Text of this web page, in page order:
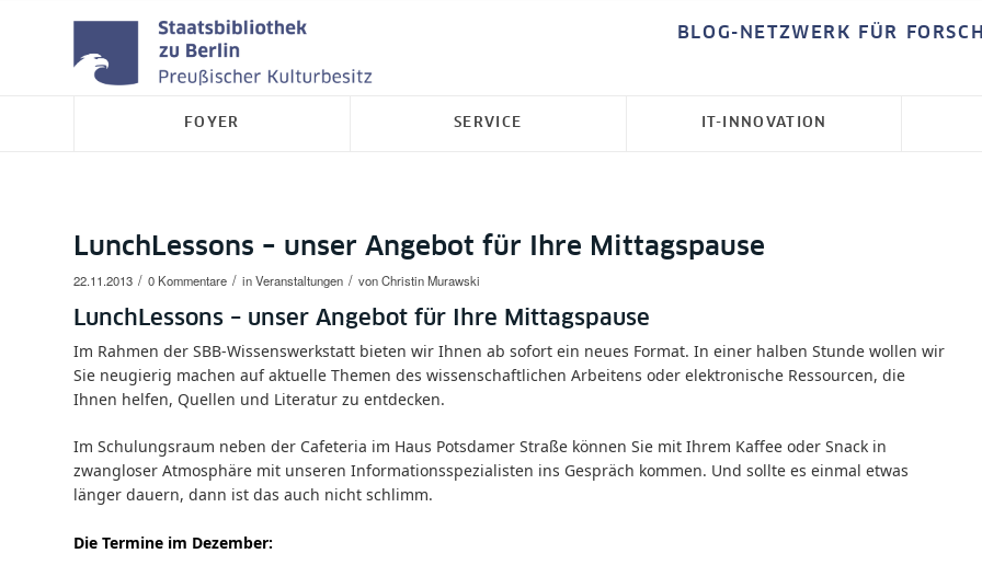
BLOG-NETZWERK FÜR
FOYER SERVICE IT-INNOVATION
LunchLessons – unser Angebot für Ihre Mittagspause
22.11.2013 / 0 Kommentare / inVeranstaltungen / vonChristin Murawski
LunchLessons – unser Angebot für Ihre Mittagspause
Im Rahmen der SBB-Wissenswerkstatt bieten wir Ihnen ab sofort ein neues Format. In einer halben Stunde wollen wir
Sie neugierig machen auf aktuelle Themen des wissenschaftlichen Arbeitens oder elektronische Ressourcen, die
Ihnen helfen, Quellen und Literatur zu entdecken.
Im Schulungsraum neben der Cafeteria im Haus Potsdamer Straße können Sie mit Ihrem Kaffee oder Snack in
zwangloser Atmosphäre mit unseren Informationsspezialisten ins Gespräch kommen. Und sollte es einmal etwas
länger dauern, dann ist das auch nicht schlimm.
Die Termine im Dezember: